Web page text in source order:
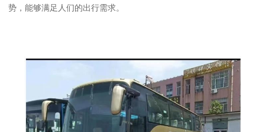
势，能够满足人们的出行需求。